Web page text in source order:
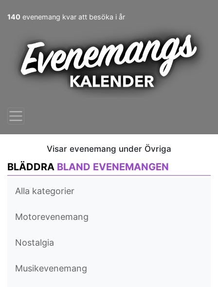
140 evenemang kvar att besöka i år
Visar evenemang under Övriga
BLÄDDRA BLAND EVENEMANGEN
Alla kategorier
Motorevenemang
Nostalgia
Musikevenemang